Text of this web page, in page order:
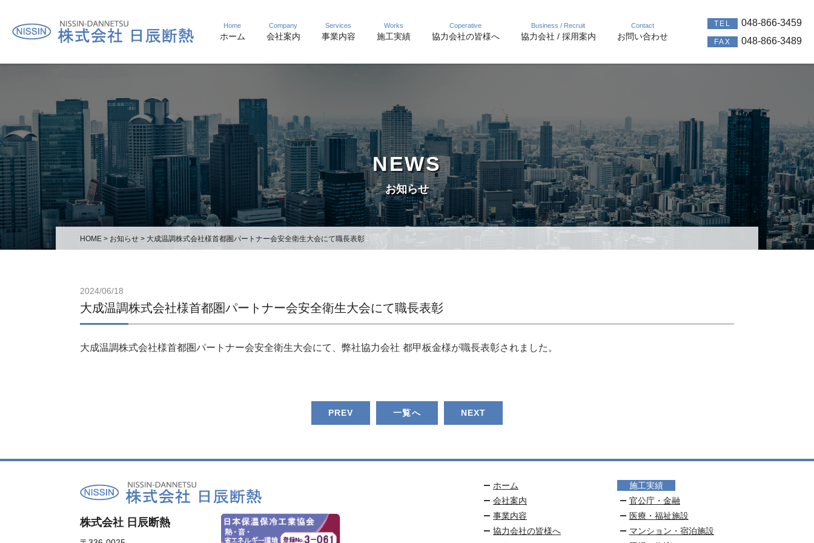
Home
ホーム
Company
会社案内
Services
事業内容
Works
施工実績
Coperative
協力会社の皆様へ
Business / Recruit
協力会社 / 採用案内
Contact
お問い合わせ
TEL 048-866-3459
FAX 048-866-3489
NEWS
お知らせ
HOME > お知らせ > 大成温調株式会社様首都圏パートナー会安全衛生大会にて職長表彰
2024/06/18
大成温調株式会社様首都圏パートナー会安全衛生大会にて職長表彰
大成温調株式会社様首都圏パートナー会安全衛生大会にて、弊社協力会社 都甲板金様が職長表彰されました。
PREV 一覧へ NEXT
株式会社 日辰断熱
ホーム
会社案内
事業内容
協力会社の皆様へ
施工実績
官公庁・金融
医療・福祉施設
マンション・宿泊施設